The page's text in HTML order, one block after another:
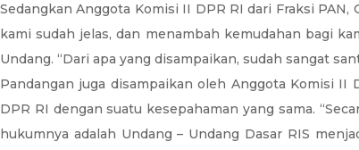
Sedangkan Anggota Komisi II DPR RI dari Fraksi
kami sudah jelas, dan menambah kemudahan bagi
Undang. “Dari apa yang disampaikan, sudah sangat
Pandangan juga disampaikan oleh Anggota Komisi II
DPR RI dengan suatu kesepahaman yang sama.
hukumnya adalah Undang – Undang Dasar RIS